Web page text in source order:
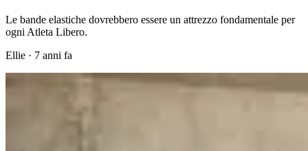
Le bande elastiche dovrebbero essere un attrezzo fondamentale per
ogni Atleta Libero.
Ellie · 7 anni fa